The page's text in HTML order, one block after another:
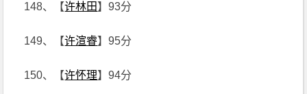
148、【许林田】93分
149、【许渲睿】95分
150、【许怀理】94分